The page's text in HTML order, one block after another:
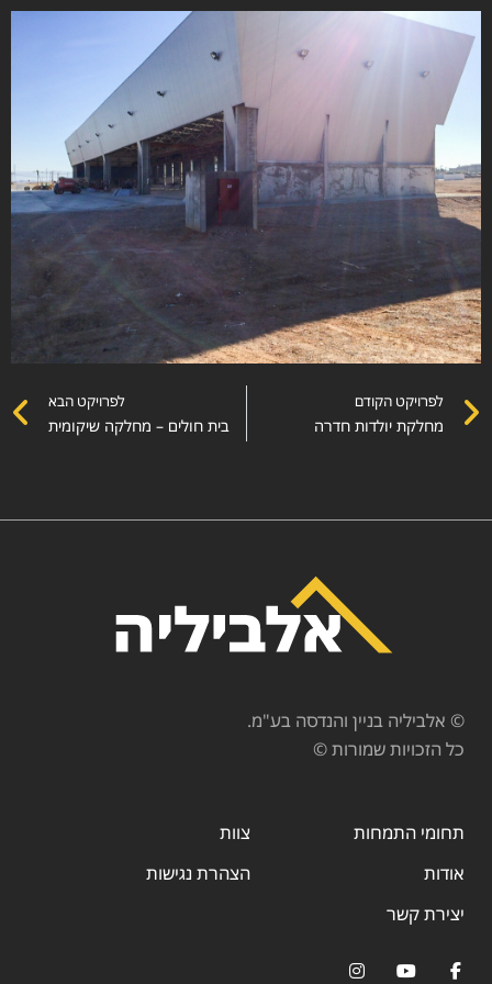
לפרויקט הקודם
מחלקת יולדות חדרה
לפרויקט הבא
בית חולים – מחלקה שיקומית
© אלביליה בניין והנדסה בע"מ.
כל הזכויות שמורות ©
תחומי התמחות
צוות
אודות
הצהרת נגישות
יצירת קשר